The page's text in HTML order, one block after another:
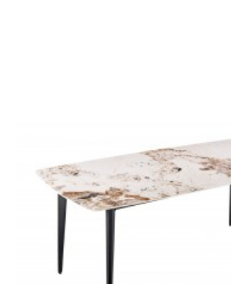
REGAŁ SEAFORD -
CZARNY VI
301,99 zł 372,83 zł
REGAŁ